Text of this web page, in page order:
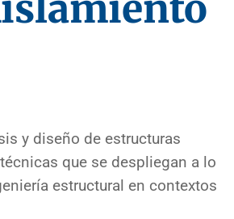
y diseño de estructuras
que se despliegan a lo
estructural en contextos